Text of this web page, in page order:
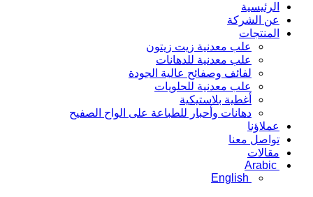
الرئيسية
عن الشركة
المنتجات
علب معدنية زيت زيتون
علب معدنية للدهانات
لفائف وصفائح عالية الجودة
علب معدنية للحلويات
أغطية بلاستيكية
دهانات وأحبار للطباعة على الواح الصفيح
عملاؤنا
تواصل معنا
مقالات
Arabic
English